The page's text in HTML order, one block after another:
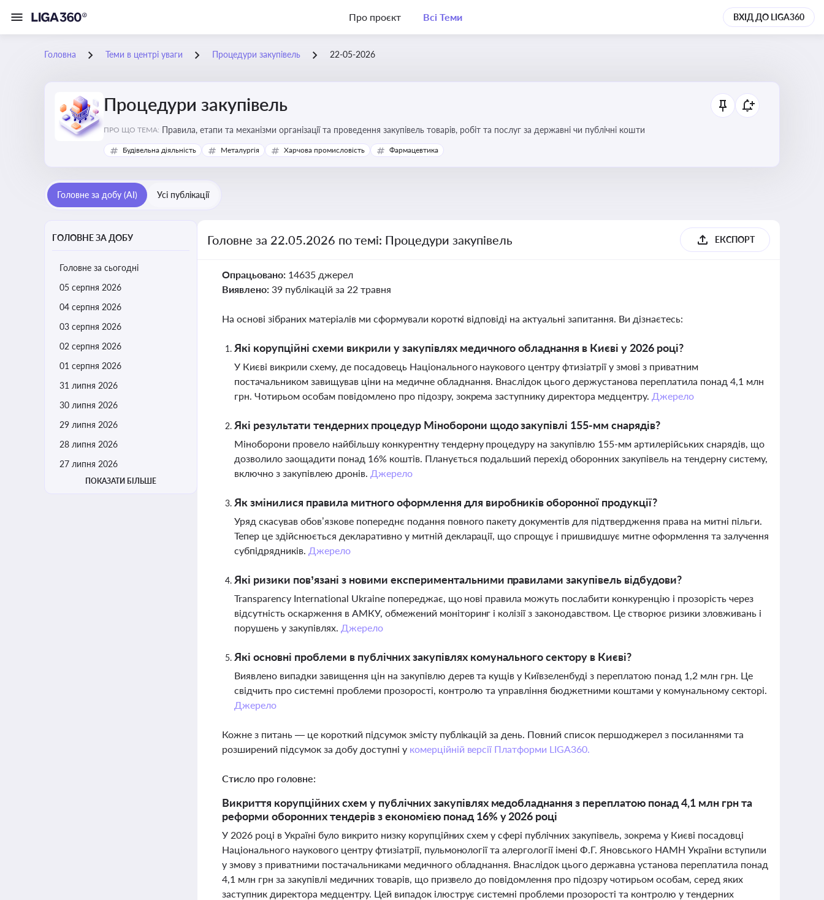
Про проєкт Всі Теми ВХІД ДО LIGA360
Головна Теми в центрі уваги Процедури закупівель 22-05-2026
Процедури закупівель
ПРО ЩО ТЕМА: Правила, етапи та механізми організації та проведення закупівель товарів, робіт та послуг за державні чи публічні кошти
Будівельна діяльність Металургія Харчова промисловість Фармацевтика
Головне за добу (AI) Усі публікації
ГОЛОВНЕ ЗА ДОБУ
Головне за сьогодні
05 серпня 2026
04 серпня 2026
03 серпня 2026
02 серпня 2026
01 серпня 2026
31 липня 2026
30 липня 2026
29 липня 2026
28 липня 2026
27 липня 2026
ПОКАЗАТИ БІЛЬШЕ
Головне за 22.05.2026 по темі: Процедури закупівель ЕКСПОРТ
Опрацьовано: 14635 джерел
Виявлено: 39 публікацій за 22 травня
На основі зібраних матеріалів ми сформували короткі відповіді на актуальні запитання. Ви дізнаєтесь:
Які корупційні схеми викрили у закупівлях медичного обладнання в Києві у 2026 році?
У Києві викрили схему, де посадовець Національного наукового центру фтизіатрії у змові з приватним
постачальником завищував ціни на медичне обладнання. Внаслідок цього держустанова переплатила понад 4,1 млн
грн. Чотирьом особам повідомлено про підозру, зокрема заступнику директора медцентру. Джерело
Які результати тендерних процедур Міноборони щодо закупівлі 155-мм снарядів?
Міноборони провело найбільшу конкурентну тендерну процедуру на закупівлю 155-мм артилерійських снарядів, що
дозволило заощадити понад 16% коштів. Планується подальший перехід оборонних закупівель на тендерну систему,
включно з закупівлею дронів. Джерело
Як змінилися правила митного оформлення для виробників оборонної продукції?
Уряд скасував обов’язкове попереднє подання повного пакету документів для підтвердження права на митні пільги.
Тепер це здійснюється декларативно у митній декларації, що спрощує і пришвидшує митне оформлення та залучення
субпідрядників. Джерело
Які ризики пов’язані з новими експериментальними правилами закупівель відбудови?
Transparency International Ukraine попереджає, що нові правила можуть послабити конкуренцію і прозорість через
відсутність оскарження в АМКУ, обмежений моніторинг і колізії з законодавством. Це створює ризики зловживань і
порушень у закупівлях. Джерело
Які основні проблеми в публічних закупівлях комунального сектору в Києві?
Виявлено випадки завищення цін на закупівлю дерев та кущів у Київзеленбуді з переплатою понад 1,2 млн грн. Це
свідчить про системні проблеми прозорості, контролю та управління бюджетними коштами у комунальному секторі.
Джерело
Кожне з питань — це короткий підсумок змісту публікацій за день. Повний список першоджерел з посиланнями та
розширений підсумок за добу доступні у комерційній версії Платформи LIGA360.
Стисло про головне:
Викриття корупційних схем у публічних закупівлях медобладнання з переплатою понад 4,1 млн грн та
реформи оборонних тендерів з економією понад 16% у 2026 році
У 2026 році в Україні було викрито низку корупційних схем у сфері публічних закупівель, зокрема у Києві посадовці
Національного наукового центру фтизіатрії, пульмонології та алергології імені Ф.Г. Яновського НАМН України вступили
у змову з приватними постачальниками медичного обладнання. Внаслідок цього державна установа переплатила понад
4,1 млн грн за закупівлі медичних товарів, що призвело до повідомлення про підозру чотирьом особам, серед яких
заступник директора медцентру. Цей випадок ілюструє системні проблеми прозорості та контролю у тендерних